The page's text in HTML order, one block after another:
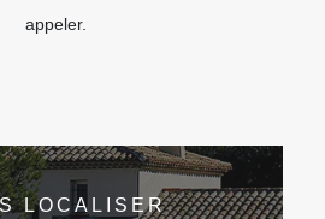
appeler.
LOCALISER